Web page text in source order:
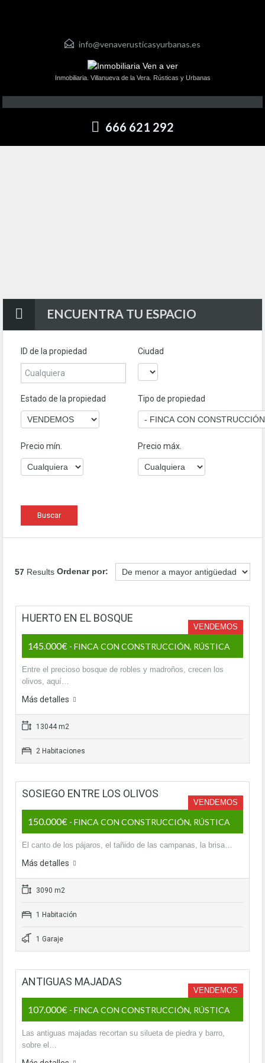
info@venaverusticasyurbanas.es
Inmobiliaria. Villanueva de la Vera. Rústicas y Urbanas
666 621 292
ENCUENTRA TU ESPACIO
ID de la propiedad Ciudad
Estado de la propiedad Tipo de propiedad
Precio mín. Precio máx.
57 Results Ordenar por:
HUERTO EN EL BOSQUE
VENDEMOS
145.000€ - FINCA CON CONSTRUCCIÓN, RÚSTICA
Entre el precioso bosque de robles y madroños, crecen los
olivos, aquí…
Más detalles
13044 m2
2 Habitaciones
SOSIEGO ENTRE LOS OLIVOS
VENDEMOS
150.000€ - FINCA CON CONSTRUCCIÓN, RÚSTICA
El canto de los pájaros, el tañido de las campanas, la brisa…
Más detalles
3090 m2
1 Habitación
1 Garaje
ANTIGUAS MAJADAS
VENDEMOS
107.000€ - FINCA CON CONSTRUCCIÓN, RÚSTICA
Las antiguas majadas recortan su silueta de piedra y barro,
sobre el…